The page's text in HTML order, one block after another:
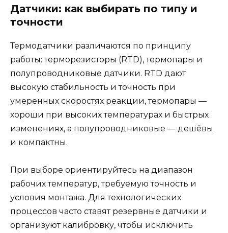
Датчики: как выбирать по типу и
точности
Термодатчики различаются по принципу
работы: терморезисторы (RTD), термопары и
полупроводниковые датчики. RTD дают
высокую стабильность и точность при
умеренных скоростях реакции, термопары —
хороши при высоких температурах и быстрых
изменениях, а полупроводниковые — дешёвы
и компактны.
При выборе ориентируйтесь на диапазон
рабочих температур, требуемую точность и
условия монтажа. Для технологических
процессов часто ставят резервные датчики и
организуют калибровку, чтобы исключить